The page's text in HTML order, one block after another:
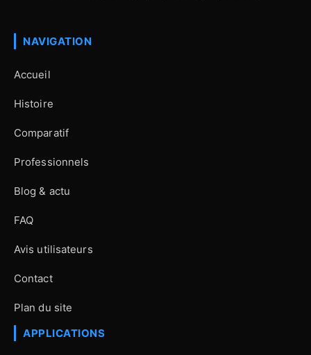
NAVIGATION
Accueil
Histoire
Comparatif
Professionnels
Blog & actu
FAQ
Avis utilisateurs
Contact
Plan du site
APPLICATIONS